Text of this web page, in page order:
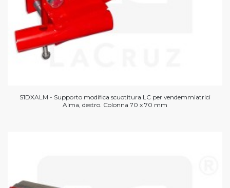
S1DXALM - Supporto modifica scuotitura LC per vendemmiatrici
Alma, destro. Colonna 70 x 70 mm